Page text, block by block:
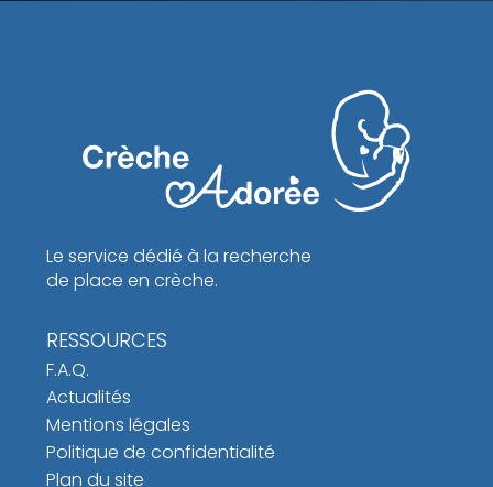
Le service dédié à la recherche
de place en crèche.
RESSOURCES
F.A.Q.
Actualités
Mentions légales
Politique de confidentialité
Plan du site